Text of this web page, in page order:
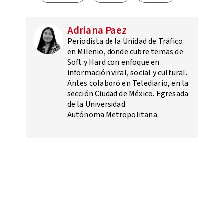
Adriana Paez
Periodista de la Unidad de Tráfico
en Milenio, donde cubre temas de
Soft y Hard con enfoque en
información viral, social y cultural.
Antes colaboró en Telediario, en la
sección Ciudad de México. Egresada
de la Universidad
Autónoma Metropolitana.